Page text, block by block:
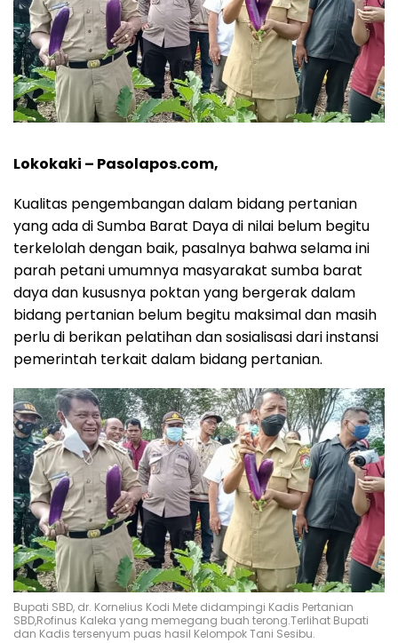
Lokokaki – Pasolapos.com,
Kualitas pengembangan dalam bidang pertanian
yang ada di Sumba Barat Daya di nilai belum begitu
terkelolah dengan baik, pasalnya bahwa selama ini
parah petani umumnya masyarakat sumba barat
daya dan kususnya poktan yang bergerak dalam
bidang pertanian belum begitu maksimal dan masih
perlu di berikan pelatihan dan sosialisasi dari instansi
pemerintah terkait dalam bidang pertanian.
Bupati SBD, dr. Kornelius Kodi Mete didampingi Kadis Pertanian
SBD,Rofinus Kaleka yang memegang buah terong.Terlihat Bupati
dan Kadis tersenyum puas hasil Kelompok Tani Sesibu.